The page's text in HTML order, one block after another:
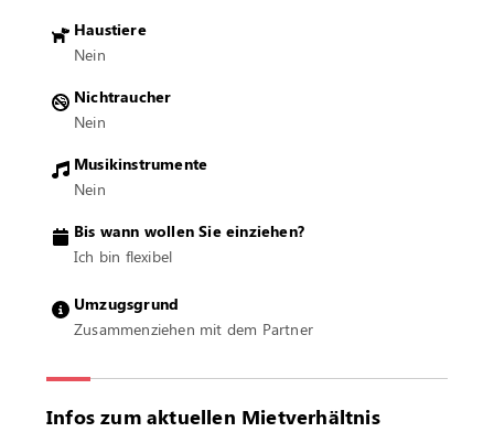
Haustiere
Nein
Nichtraucher
Nein
Musikinstrumente
Nein
Bis wann wollen Sie einziehen?
Ich bin flexibel
Umzugsgrund
Zusammenziehen mit dem Partner
Infos zum aktuellen Mietverhältnis